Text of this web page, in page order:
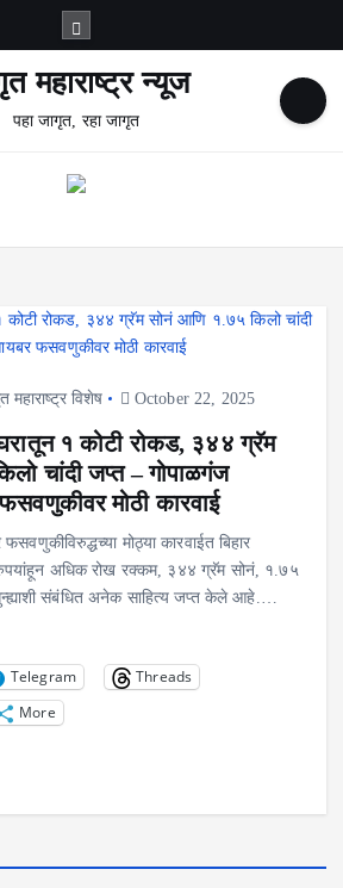
महाराष्ट्र न्यूज
पहा जागृत, रहा जागृत
महाराष्ट्र विशेष October 22, 2025
घरातून १ कोटी रोकड, ३४४ ग्रॅम
चांदी जप्त – गोपाळगंज
मोठी कारवाई
मोठ्या कारवाईत बिहार
रुपयांहून अधिक रोख रक्कम, ३४४ ग्रॅम सोनं, १.७५
संबंधित अनेक साहित्य जप्त केले आहे.…
Telegram
Threads
More